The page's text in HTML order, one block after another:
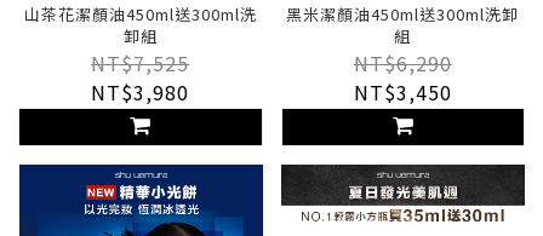
山茶花潔顏油450ml送300ml洗
卸組
NT$7,525
NT$3,980
黑米潔顏油450ml送300ml洗卸
組
NT$6,290
NT$3,450